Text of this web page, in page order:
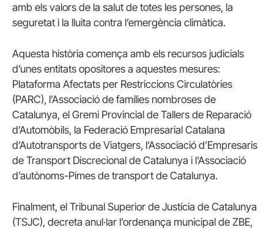
amb els valors de la salut de totes les persones, la
seguretat i la lluita contra l’emergència climàtica.
Aquesta història comença amb els recursos judicials
d’unes entitats opositores a aquestes mesures:
Plataforma Afectats per Restriccions Circulatòries
(PARC), l’Associació de famílies nombroses de
Catalunya, el Gremi Provincial de Tallers de Reparació
d’Automòbils, la Federació Empresarial Catalana
d’Autotransports de Viatgers, l’Associació d’Empresaris
de Transport Discrecional de Catalunya i l’Associació
d’autònoms-Pimes de transport de Catalunya.
Finalment, el Tribunal Superior de Justícia de Catalunya
(TSJC), decreta anul·lar l’ordenança municipal de ZBE,